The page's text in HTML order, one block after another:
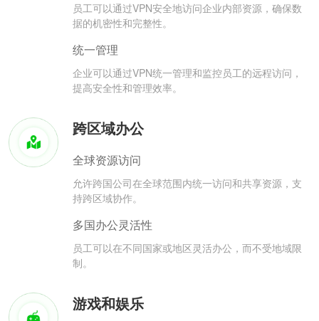
员工可以通过VPN安全地访问企业内部资源，确保数
据的机密性和完整性。
统一管理
企业可以通过VPN统一管理和监控员工的远程访问，
提高安全性和管理效率。
跨区域办公
全球资源访问
允许跨国公司在全球范围内统一访问和共享资源，支
持跨区域协作。
多国办公灵活性
员工可以在不同国家或地区灵活办公，而不受地域限
制。
游戏和娱乐